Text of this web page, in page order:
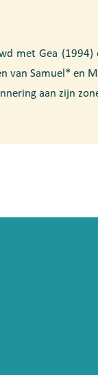
met Gea
van Samuel* en
aan zijn